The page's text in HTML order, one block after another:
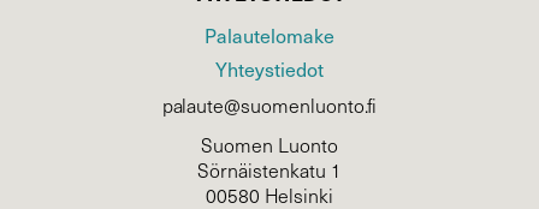
Palautelomake
Yhteystiedot
palaute@suomenluonto.fi
Suomen Luonto
Sörnäistenkatu 1
00580 Helsinki